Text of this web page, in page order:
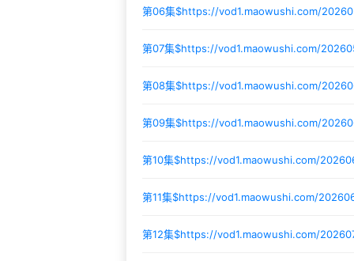
第06集$https://vod1.maowushi.com/
第07集$https://vod1.maowushi.com/
第08集$https://vod1.maowushi.com/
第09集$https://vod1.maowushi.com/
第10集$https://vod1.maowushi.com/
第11集$https://vod1.maowushi.com/
第12集$https://vod1.maowushi.com/